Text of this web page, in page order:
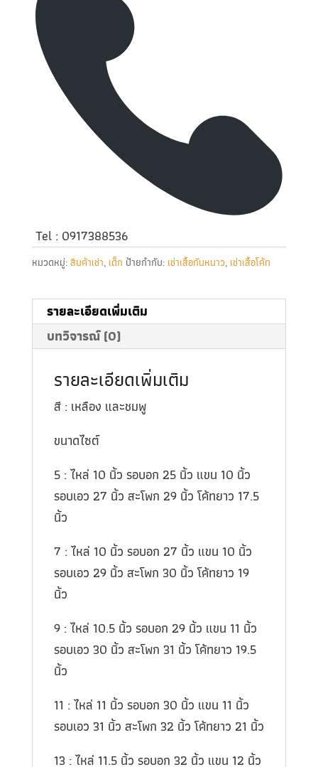
Tel : 0917388536
หมวดหมู่:สินค้าเช่า, เด็ก ป้ายกำกับ: เช่าเสื้อกันหนาว, เช่าเสื้อโค้ท
รายละเอียดเพิ่มเติม
บทวิจารณ์ (0)
รายละเอียดเพิ่มเติม
สี : เหลือง และชมพู
ขนาดไซต์
5 : ไหล่ 10 นิ้ว รอบอก 25 นิ้ว แขน 10 นิ้ว
รอบเอว 27 นิ้ว สะโพก 29 นิ้ว โค้ทยาว 17.5
นิ้ว
7 : ไหล่ 10 นิ้ว รอบอก 27 นิ้ว แขน 10 นิ้ว
รอบเอว 29 นิ้ว สะโพก 30 นิ้ว โค้ทยาว 19
นิ้ว
9 : ไหล่ 10.5 นิ้ว รอบอก 29 นิ้ว แขน 11 นิ้ว
รอบเอว 30 นิ้ว สะโพก 31 นิ้ว โค้ทยาว 19.5
นิ้ว
11 : ไหล่ 11 นิ้ว รอบอก 30 นิ้ว แขน 11 นิ้ว
รอบเอว 31 นิ้ว สะโพก 32 นิ้ว โค้ทยาว 21 นิ้ว
13 : ไหล่ 11.5 นิ้ว รอบอก 32 นิ้ว แขน 12 นิ้ว